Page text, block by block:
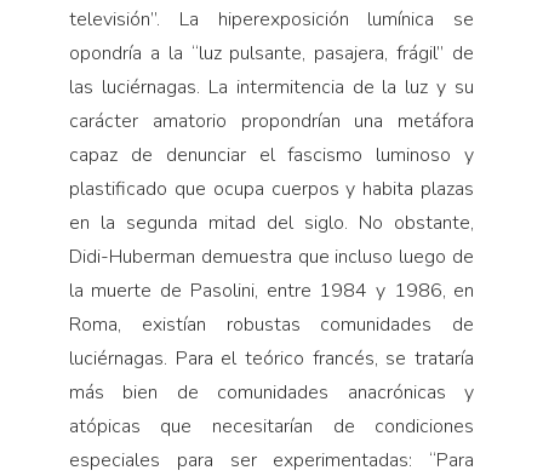
televisión”. La hiperexposición lumínica se
opondría a la “luz pulsante, pasajera, frágil” de
las luciérnagas. La intermitencia de la luz y su
carácter amatorio propondrían una metáfora
capaz de denunciar el fascismo luminoso y
plastificado que ocupa cuerpos y habita plazas
en la segunda mitad del siglo. No obstante,
Didi-Huberman demuestra que incluso luego de
la muerte de Pasolini, entre 1984 y 1986, en
Roma, existían robustas comunidades de
luciérnagas. Para el teórico francés, se trataría
más bien de comunidades anacrónicas y
atópicas que necesitarían de condiciones
especiales para ser experimentadas: “Para